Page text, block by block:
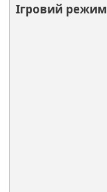
Ігровий режим